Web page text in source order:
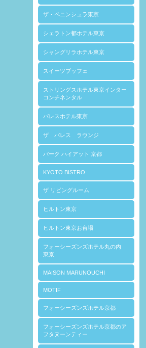
ザ・ペニンシュラ東京
シェラトン都ホテル東京
シャングリラホテル東京
スイーツブッフェ
ストリングスホテル東京インター
コンチネンタル
パレスホテル東京
ザ パレス ラウンジ
パーク ハイアット 京都
KYOTO BISTRO
ザ リビングルーム
ヒルトン東京
ヒルトン東京お台場
フォーシーズンズホテル丸の内
東京
MAISON MARUNOUCHI
MOTIF
フォーシーズンズホテル京都
フォーシーズンズホテル京都のア
フタヌーンティー